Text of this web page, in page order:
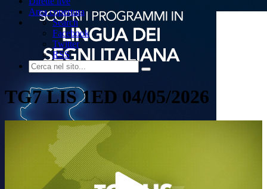
Area copertura
Search
Facebook
Twitter
RSS
TG7 LIS 1ED 04/05/2026